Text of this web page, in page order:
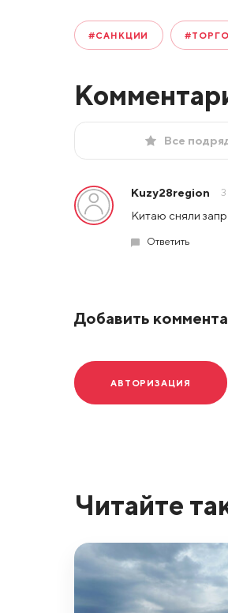
#САНКЦИИ
Все
Кuzy28region
Китаю сняли
Ответить
Добавить
АВТОРИЗАЦИЯ
Читайте